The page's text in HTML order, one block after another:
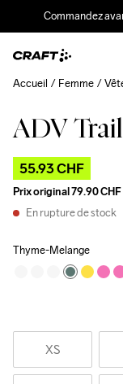
Commandez
ADV
55.93 CHF
Prix original79.90 CHF
En rupture de stock
Thyme-Melange
XS
Accueil Femme
Outlet